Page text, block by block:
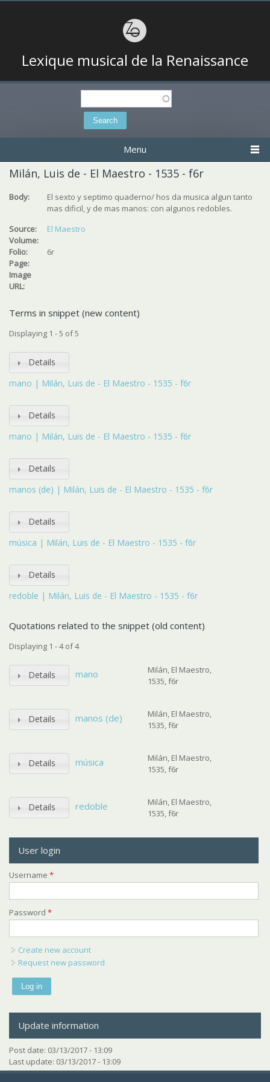
Lexique musical de la Renaissance
Search
Menu
Milán, Luis de - El Maestro - 1535 - f6r
Body:
El sexto y septimo quaderno/ hos da musica algun tanto
mas dificil, y de mas manos: con algunos redobles.
Source:
El Maestro
Volume:
Folio:
6r
Page:
Image
URL:
Terms in snippet (new content)
Displaying 1 - 5 of 5
Details
mano | Milán, Luis de - El Maestro - 1535 - f6r
Details
mano | Milán, Luis de - El Maestro - 1535 - f6r
Details
manos (de) | Milán, Luis de - El Maestro - 1535 - f6r
Details
música | Milán, Luis de - El Maestro - 1535 - f6r
Details
redoble | Milán, Luis de - El Maestro - 1535 - f6r
Quotations related to the snippet (old content)
Displaying 1 - 4 of 4
Details mano
Milán, El Maestro,
1535, f6r
Details manos (de)
Milán, El Maestro,
1535, f6r
Details música
Milán, El Maestro,
1535, f6r
Details redoble
Milán, El Maestro,
1535, f6r
User login
Username *
Password *
Create new account
Request new password
Update information
Post date: 03/13/2017 - 13:09
Last update: 03/13/2017 - 13:09